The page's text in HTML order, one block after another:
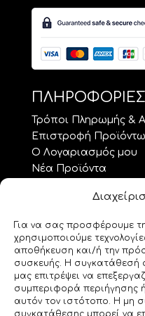
Για να σας προσφέρουμε
χρησιμοποιούμε
αποθήκευση και/ή την
συσκευής. Η συγκατάθεσή
μας επιτρέψει να
συμπεριφορά περιήγησης
αυτόν τον ιστότοπο. Η μη
συγκατάθεσης μπορεί να
ΠΛΗΡΟΦΟΡΙΕΣ
Τρόποι Πληρωμής &
Επιστροφή
Ο Λογαριασμός μου
Νέα Προϊόντα
Όροι Χρήσης – GDPR
ΘΕΜΑΤΑ..
Custom Made
Gemstones
Morse Code